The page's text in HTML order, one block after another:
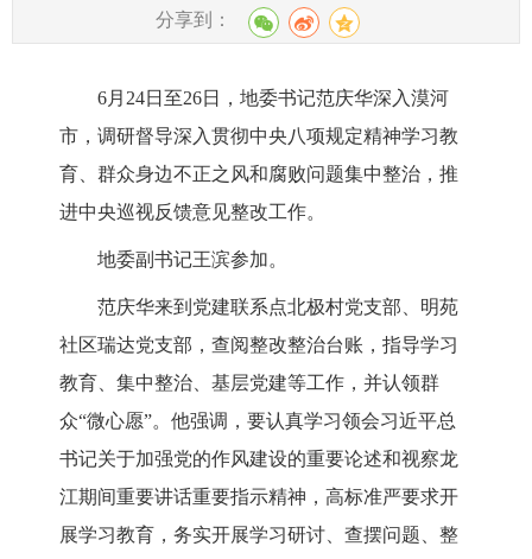
分享到：
6月24日至26日，地委书记范庆华深入漠河
市，调研督导深入贯彻中央八项规定精神学习教
育、群众身边不正之风和腐败问题集中整治，推
进中央巡视反馈意见整改工作。
地委副书记王滨参加。
范庆华来到党建联系点北极村党支部、明苑
社区瑞达党支部，查阅整改整治台账，指导学习
教育、集中整治、基层党建等工作，并认领群
众“微心愿”。他强调，要认真学习领会习近平总
书记关于加强党的作风建设的重要论述和视察龙
江期间重要讲话重要指示精神，高标准严要求开
展学习教育，务实开展学习研讨、查摆问题、整